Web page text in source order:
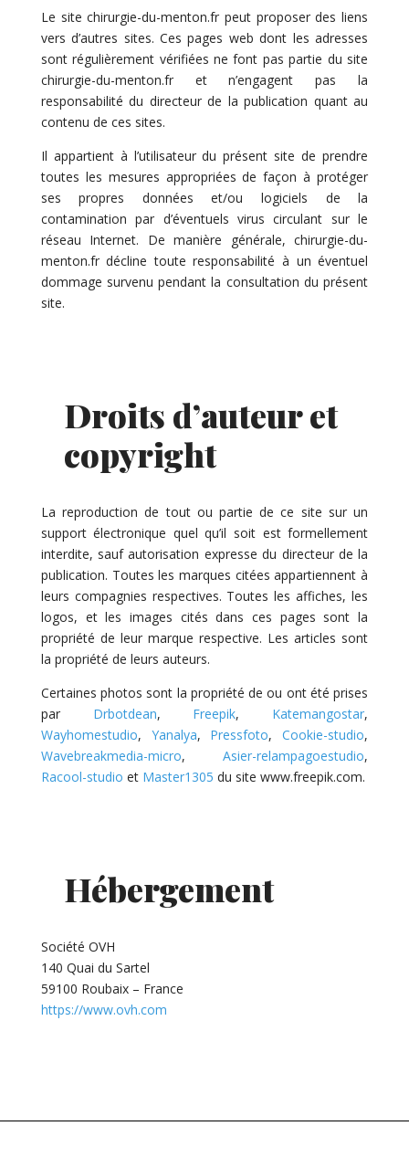
Le site chirurgie-du-menton.fr peut proposer des liens
vers d’autres sites. Ces pages web dont les adresses
sont régulièrement vérifiées ne font pas partie du site
chirurgie-du-menton.fr et n’engagent pas la
responsabilité du directeur de la publication quant au
contenu de ces sites.
Il appartient à l’utilisateur du présent site de prendre
toutes les mesures appropriées de façon à protéger
ses propres données et/ou logiciels de la
contamination par d’éventuels virus circulant sur le
réseau Internet. De manière générale, chirurgie-du-
menton.fr décline toute responsabilité à un éventuel
dommage survenu pendant la consultation du présent
site.
Droits d’auteur et
copyright
La reproduction de tout ou partie de ce site sur un
support électronique quel qu’il soit est formellement
interdite, sauf autorisation expresse du directeur de la
publication. Toutes les marques citées appartiennent à
leurs compagnies respectives. Toutes les affiches, les
logos, et les images cités dans ces pages sont la
propriété de leur marque respective. Les articles sont
la propriété de leurs auteurs.
Certaines photos sont la propriété de ou ont été prises
par Drbotdean, Freepik, Katemangostar,
Wayhomestudio, Yanalya, Pressfoto,Cookie-studio,
Wavebreakmedia-micro,Asier-relampagoestudio,
Racool-studio et Master1305 du site www.freepik.com.
Hébergement
Société OVH
140 Quai du Sartel
59100 Roubaix – France
https://www.ovh.com